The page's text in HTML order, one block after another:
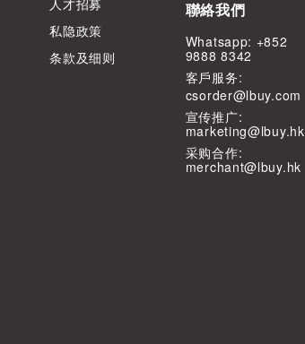
人才招募
私隐政策
条款及细则
聯絡我們
Whatsapp: +852
9888 8342
客⼾服务:
csorder@lbuy.com
宣传推广:
marketing@lbuy.hk
采购合作:
merchant@lbuy.hk